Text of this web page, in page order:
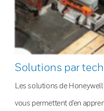
Solutions par
Les solutions de
vous permettent d’en